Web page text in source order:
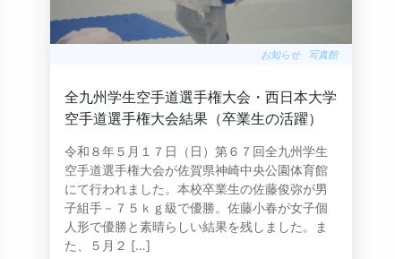
お知らせ 写真館
全九州学生空手道選手権大会・西日本大学
空手道選手権大会結果（卒業生の活躍）
令和８年５月１７日（日）第６７回全九州学生
空手道選手権大会が佐賀県神崎中央公園体育館
にて行われました。本校卒業生の佐藤俊弥が男
子組手－７５ｋｇ級で優勝。佐藤小春が女子個
人形で優勝と素晴らしい結果を残しました。ま
た、５月２ […]